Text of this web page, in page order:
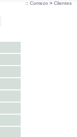
:: Comezo > Clientes